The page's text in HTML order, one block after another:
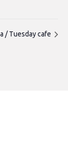
/ Tuesday cafe